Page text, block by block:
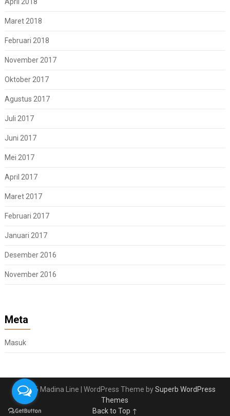
Maret 2018
Februari 2018
November 2017
Oktober 2017
Agustus 2017
Juli 2017
Juni 2017
Mei 2017
April 2017
Maret 2017
Februari 2017
Januari 2017
Desember 2016
November 2016
Meta
Masuk
© 2026 Madina Line | WordPress Theme bySuperb WordPress
Themes
Back to Top ↑